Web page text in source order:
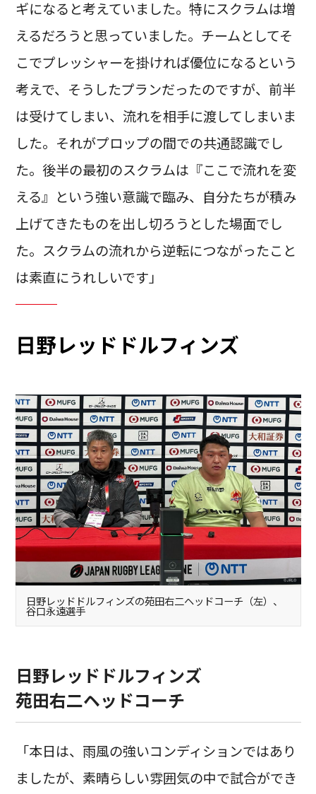
ギになると考えていました。特にスクラムは増
えるだろうと思っていました。チームとしてそ
こでプレッシャーを掛ければ優位になるという
考えで、そうしたプランだったのですが、前半
は受けてしまい、流れを相手に渡してしまいま
した。それがプロップの間での共通認識でし
た。後半の最初のスクラムは『ここで流れを変
える』という強い意識で臨み、自分たちが積み
上げてきたものを出し切ろうとした場面でし
た。スクラムの流れから逆転につながったこと
は素直にうれしいです」
日野レッドドルフィンズ
日野レッドドルフィンズの苑田右二ヘッドコーチ（左）、
谷口永遠選手
日野レッドドルフィンズ
苑田右二ヘッドコーチ
「本日は、雨風の強いコンディションではあり
ましたが、素晴らしい雰囲気の中で試合ができ